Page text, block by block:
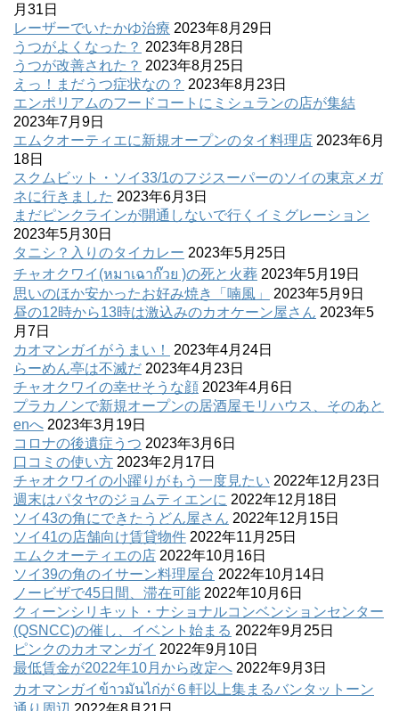
月31日
レーザーでいたかゆ治療 2023年8月29日
うつがよくなった？ 2023年8月28日
うつが改善された？ 2023年8月25日
えっ！まだうつ症状なの？ 2023年8月23日
エンポリアムのフードコートにミシュランの店が集結
2023年7月9日
エムクオーティエに新規オープンのタイ料理店 2023年6月
18日
スクムビット・ソイ33/1のフジスーパーのソイの東京メガ
ネに行きました 2023年6月3日
まだピンクラインが開通しないで行くイミグレーション
2023年5月30日
タニシ？入りのタイカレー 2023年5月25日
チャオクワイ(หมาเฉาก๊วย )の死と火葬 2023年5月19日
思いのほか安かったお好み焼き「喃風」
2023年5月9日
昼の12時から13時は激込みのカオケーン屋さん 2023年5
月7日
カオマンガイがうまい！
2023年4月24日
らーめん亭は不滅だ 2023年4月23日
チャオクワイの幸せそうな顔 2023年4月6日
プラカノンで新規オープンの居酒屋モリハウス、そのあと
enへ 2023年3月19日
コロナの後遺症うつ 2023年3月6日
口コミの使い方 2023年2月17日
チャオクワイの小躍りがもう一度見たい 2022年12月23日
週末はパタヤのジョムティエンに 2022年12月18日
ソイ43の角にできたうどん屋さん 2022年12月15日
ソイ41の店舗向け賃貸物件 2022年11月25日
エムクオーティエの店 2022年10月16日
ソイ39の角のイサーン料理屋台 2022年10月14日
ノービザで45日間、滞在可能 2022年10月6日
クィーンシリキット・ナショナルコンベンションセンター
(QSNCC)の催し、イベント始まる 2022年9月25日
ピンクのカオマンガイ 2022年9月10日
最低賃金が2022年10月から改定へ 2022年9月3日
カオマンガイข้าวมันไก่が６軒以上集まるバンタットーン